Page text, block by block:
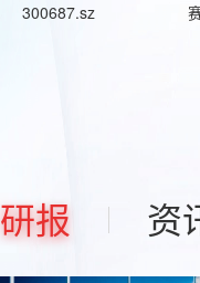
300687.sz
研报 资